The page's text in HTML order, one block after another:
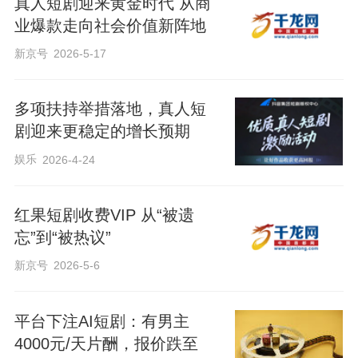
业爆款走向社会价值新阵地
新京号 2026-5-17
多项扶持举措落地，真人短
剧迎来更稳定的增长预期
娱乐 2026-4-24
红果短剧收费VIP 从“被遗
忘”到“被热议”
新京号 2026-5-6
平台下注AI短剧：有男主
4000元/天片酬，报价跌至